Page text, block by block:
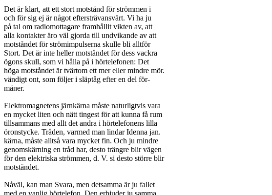
Det är klart, att ett stort motstånd för strömmen i
och för sig ej är något eftersträvansvärt. Vi ha ju
på tal om radiomottagare framhållit vikten av, att
alla kontakter äro väl gjorda till undvikande av att
motståndet för strömimpulserna skulle bli alltför
Stort. Det är inte heller motståndet för dess vackra
ögons skull, som vi hålla på i hörtelefonen: Det
höga motståndet är tvärtom ett mer eller mindre mör.
vändigt ont, som följer i släptåg efter en del för-
måner.
Elektromagnetens järnkärna måste naturligtvis vara
en mycket liten och nätt tingest för att kunna få rum
tillsammans med allt det andra i hörtelefonens lilla
öronstycke. Tråden, varmed man lindar Idenna jan.
kärna, måste alltså vara mycket fin. Och ju mindre
genomskärning en tråd har, desto trängre blir vägen
för den elektriska strömmen, d. V. si desto större blir
motståndet.
Nåväl, kan man Svara, men detsamma är ju fallet
med en vanlig hörtelefon. Den erbjuder ju samma